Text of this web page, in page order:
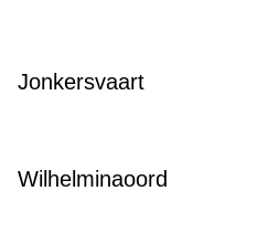
Jonkersvaart
Wilhelminaoord